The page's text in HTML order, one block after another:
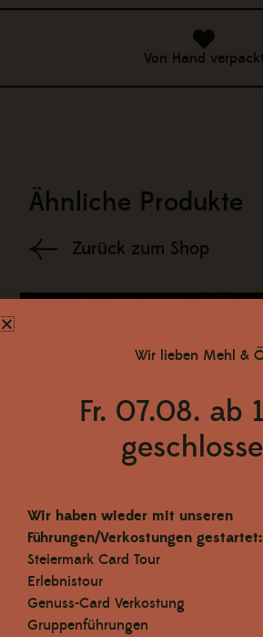
Von Hand verpackt
Ähnliche Produkte
Zurück zum Shop
Wir lieben Mehl &
Fr. 07.08. ab
Wir haben wieder mit unseren
Führungen/Verkostungen gestartet:
Steiermark Card Tour
Erlebnistour
Genuss-Card Verkostung
Gruppenführungen